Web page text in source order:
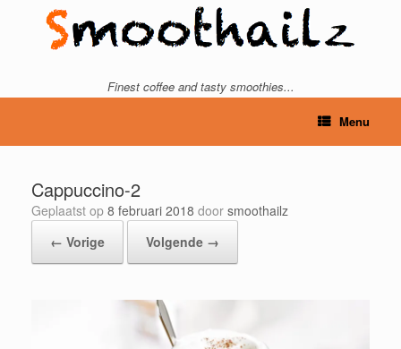
Finest coffee and tasty smoothies...
Menu
Cappuccino-2
Geplaatst op 8 februari 2018 door smoothailz
← Vorige
Volgende →